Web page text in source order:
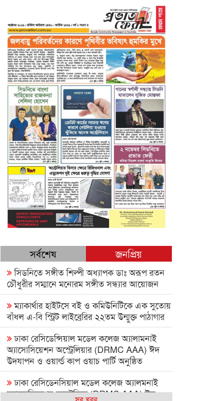
সর্বশেষ জনপ্রিয়
সিডনিতে সঙ্গীত শিল্পী অধ্যাপক ডাঃ অরূপ রতন
চৌধুরীর সম্মানে মনোরম সঙ্গীত সন্ধ্যার আয়োজন
ম্যাকার্থার হাইটসে বই ও কমিউনিটিকে এক সুতোয়
বাঁধল এ-বি স্ট্রিট লাইব্রেরির ২২তম উন্মুক্ত পাঠাগার
ঢাকা রেসিডেন্সিয়াল মডেল কলেজ অ্যালামনাই
অ্যাসোসিয়েশন অস্ট্রেলিয়ার (DRMC AAA) ঈদ
উদযাপন ও ওয়ার্ল্ড কাপ ওয়াচ পার্টি অনুষ্ঠিত
ঢাকা রেসিডেনসিয়াল মডেল কলেজ অ্যালমনাই
অ্যাসোসিয়েশন অস্ট্রেলিয়া (DRMC AAA) ঈদ
সব খবর